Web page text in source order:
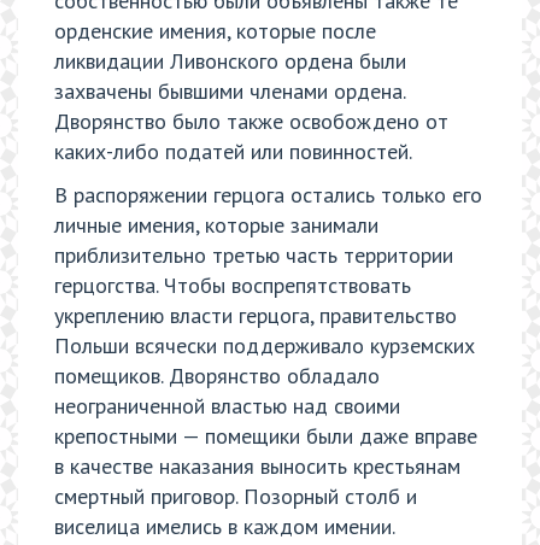
орденские имения, которые после
ликвидации Ливонского ордена были
захвачены бывшими членами ордена.
Дворянство было также освобождено от
каких-либо податей или повинностей.
В распоряжении герцога остались только его
личные имения, которые занимали
приблизительно третью часть территории
герцогства. Чтобы воспрепятствовать
укреплению власти герцога, правительство
Польши всячески поддерживало курземских
помещиков. Дворянство обладало
неограниченной властью над своими
крепостными — помещики были даже вправе
в качестве наказания выносить крестьянам
смертный приговор. Позорный столб и
виселица имелись в каждом имении.